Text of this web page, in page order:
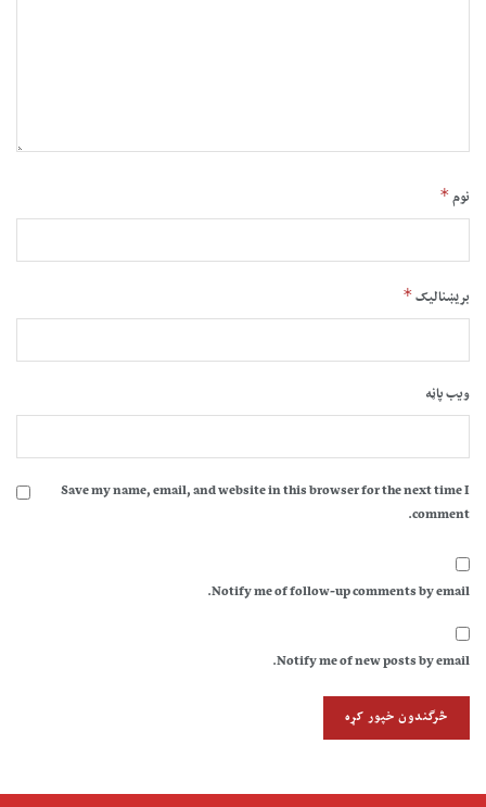
نوم*
بریښنالیک*
ویب پاڼه
Save my name, email, and website in this browser for the next time I
comment.
Notify me of follow-up comments by email.
Notify me of new posts by email.